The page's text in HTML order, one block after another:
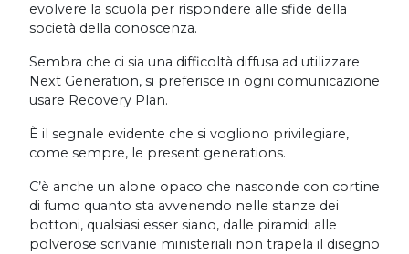
evolvere la scuola per rispondere alle sfide della
società della conoscenza.
Sembra che ci sia una difficoltà diffusa ad utilizzare
Next Generation, si preferisce in ogni comunicazione
usare Recovery Plan.
È il segnale evidente che si vogliono privilegiare,
come sempre, le present generations.
C’è anche un alone opaco che nasconde con cortine
di fumo quanto sta avvenendo nelle stanze dei
bottoni, qualsiasi esser siano, dalle piramidi alle
polverose scrivanie ministeriali non trapela il disegno